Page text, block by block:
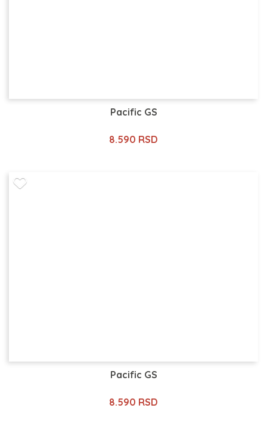
Pacific GS
8.590 RSD
Pacific GS
8.590 RSD